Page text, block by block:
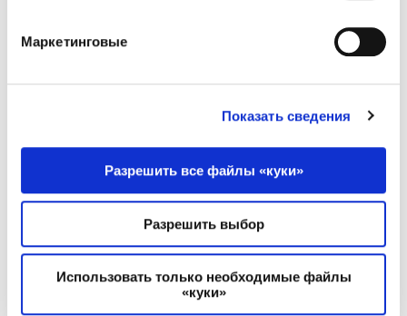
Маркетинговые
Показать сведения
Разрешить все файлы «куки»
Разрешить выбор
Использовать только необходимые файлы
«куки»
В Каталонии
La Costa Beach & Golf Resort — идеальный выбор,